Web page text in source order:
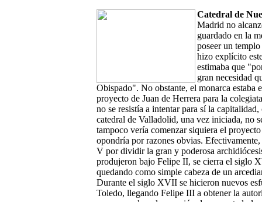
Catedral de
Madrid no
guardado en la
poseer un
hizo explícito
estimaba que
gran necesidad
Obispado". No obstante, el monarca estaba
proyecto de Juan de Herrera para la
no se resistía a intentar para sí la
catedral de Valladolid, una vez iniciada, no
tampoco vería comenzar siquiera el
opondría por razones obvias.
V por dividir la gran y poderosa
produjeron bajo Felipe II, se cierra el siglo
quedando como simple cabeza de un
Durante el siglo XVII se hicieron nuevos
Toledo, llegando Felipe III a obtener la